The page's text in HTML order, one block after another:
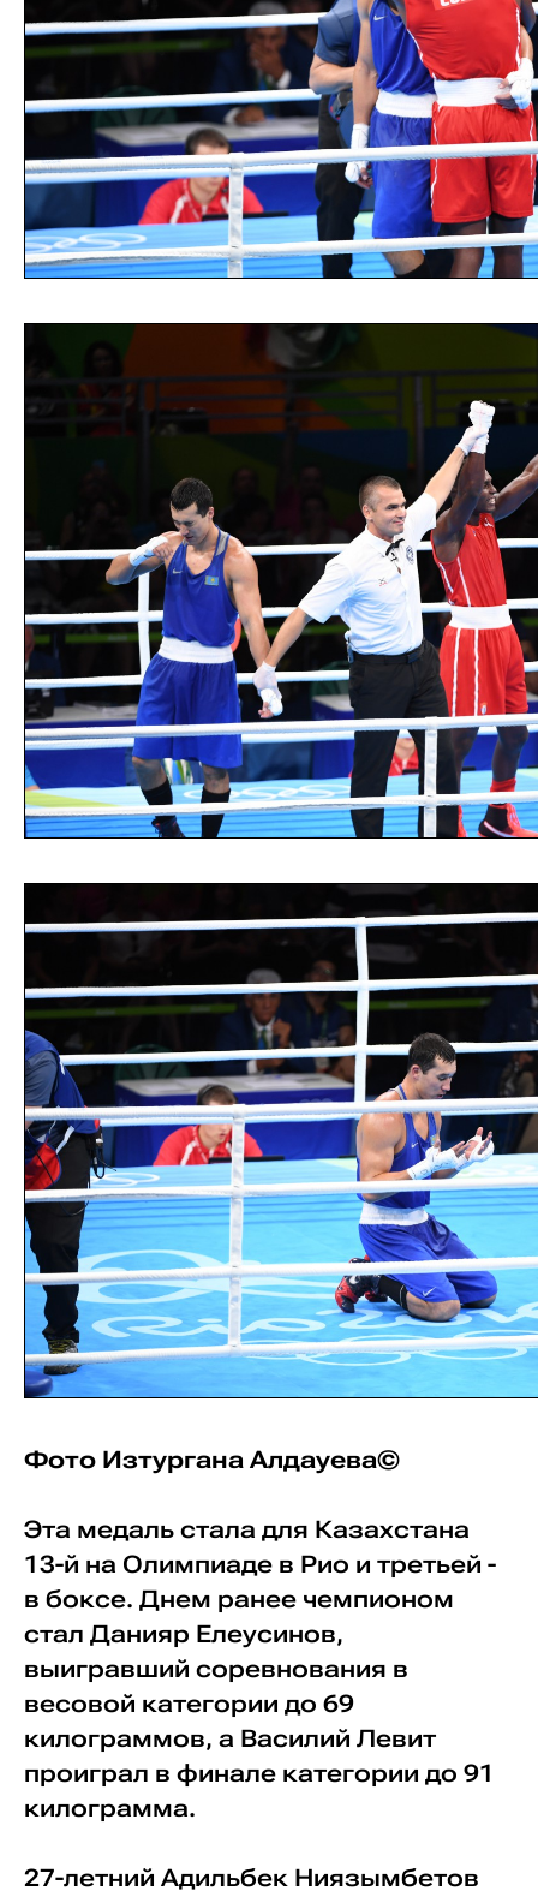
Фото Изтургана Алдауева©
Эта медаль стала для Казахстана
13-й на Олимпиаде в Рио и третьей -
в боксе. Днем ранее чемпионом
стал Данияр Елеусинов,
выигравший соревнования в
весовой категории до 69
килограммов, а Василий Левит
проиграл в финале категории до 91
килограмма.
27-летний Адильбек Ниязымбетов